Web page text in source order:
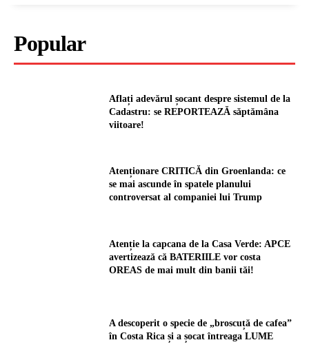
Popular
Aflați adevărul șocant despre sistemul de la
Cadastru: se REPORTEAZĂ săptămâna
viitoare!
Atenționare CRITICĂ din Groenlanda: ce
se mai ascunde în spatele planului
controversat al companiei lui Trump
Atenție la capcana de la Casa Verde: APCE
avertizează că BATERIILE vor costa
OREAS de mai mult din banii tăi!
A descoperit o specie de „broscuță de cafea”
în Costa Rica și a șocat întreaga LUME